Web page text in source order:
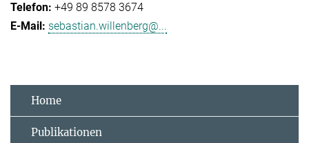
+49 89 8578 3674
sebastian.willenberg@...
Home
Publikationen